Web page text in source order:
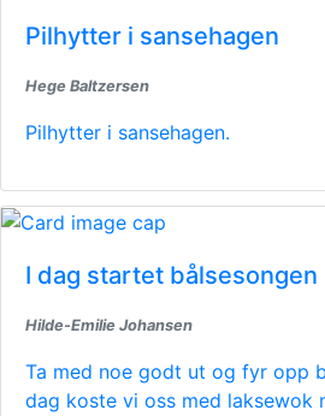
Pilhytter i sansehagen
Hege Baltzersen
Pilhytter i sansehagen.
I dag startet bålsesongen
Hilde-Emilie Johansen
Ta med noe godt ut og fyr opp
dag koste vi oss med laksewok